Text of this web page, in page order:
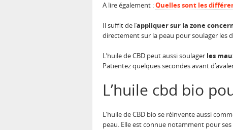
A lire également :Quelles sont les
Il suffit de l’appliquer sur la zone
directement sur la peau pour soulager les
L’huile de CBD peut aussi soulager les
Patientez quelques secondes avant
L’huile cbd bio
L’huile de CBD bio se réinvente aussi
peau. Elle est connue notamment pour